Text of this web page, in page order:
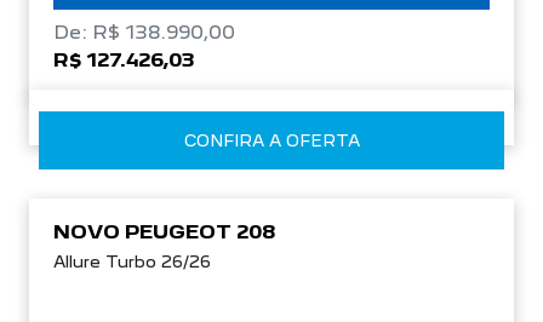
De: R$ 138.990,00
R$ 127.426,03
CONFIRA A OFERTA
NOVO PEUGEOT 208
Allure Turbo 26/26